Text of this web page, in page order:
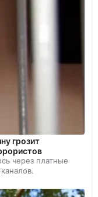
грозит
через платные